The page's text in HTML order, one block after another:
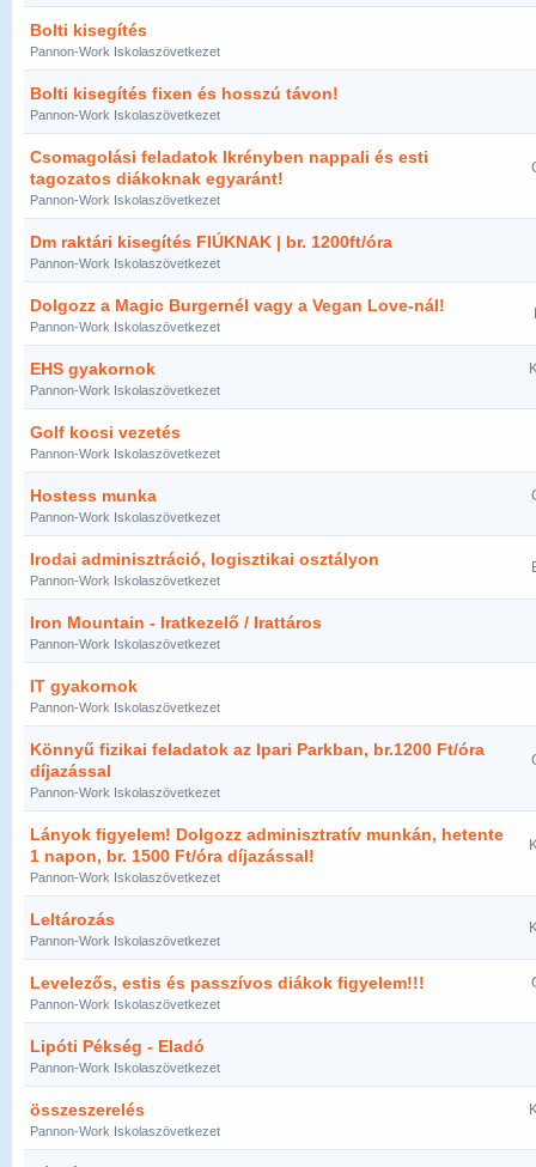
Bolti kisegítés
Pannon-Work Iskolaszövetkezet
Bolti kisegítés fixen és hosszú távon!
Pannon-Work Iskolaszövetkezet
Csomagolási feladatok Ikrényben nappali és esti
tagozatos diákoknak egyaránt!
Pannon-Work Iskolaszövetkezet
Dm raktári kisegítés FIÚKNAK | br. 1200ft/óra
Pannon-Work Iskolaszövetkezet
Dolgozz a Magic Burgernél vagy a Vegan Love-nál!
Pannon-Work Iskolaszövetkezet
EHS gyakornok
Pannon-Work Iskolaszövetkezet
Golf kocsi vezetés
Pannon-Work Iskolaszövetkezet
Hostess munka
Pannon-Work Iskolaszövetkezet
Irodai adminisztráció, logisztikai osztályon
Pannon-Work Iskolaszövetkezet
Iron Mountain - Iratkezelő / Irattáros
Pannon-Work Iskolaszövetkezet
IT gyakornok
Pannon-Work Iskolaszövetkezet
Könnyű fizikai feladatok az Ipari Parkban, br.1200 Ft/óra
díjazással
Pannon-Work Iskolaszövetkezet
Lányok figyelem! Dolgozz adminisztratív munkán, hetente
1 napon, br. 1500 Ft/óra díjazással!
Pannon-Work Iskolaszövetkezet
Leltározás
Pannon-Work Iskolaszövetkezet
Levelezős, estis és passzívos diákok figyelem!!!
Pannon-Work Iskolaszövetkezet
Lipóti Pékség - Eladó
Pannon-Work Iskolaszövetkezet
összeszerelés
Pannon-Work Iskolaszövetkezet